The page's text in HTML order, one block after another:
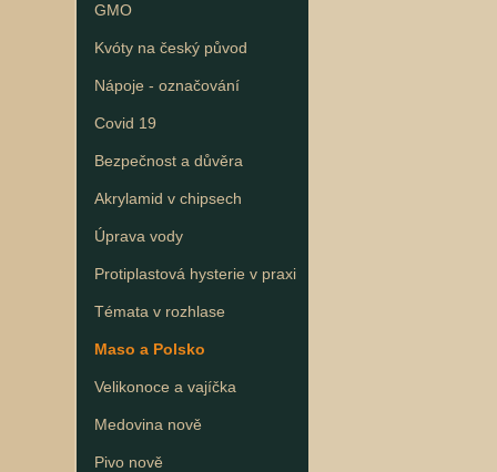
GMO
Kvóty na český původ
Nápoje - označování
Covid 19
Bezpečnost a důvěra
Akrylamid v chipsech
Úprava vody
Protiplastová hysterie v praxi
Témata v rozhlase
Maso a Polsko
Velikonoce a vajíčka
Medovina nově
Pivo nově